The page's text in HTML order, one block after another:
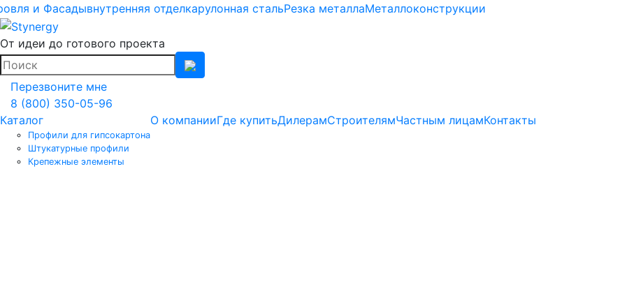
и Фасадывнутренняя отделкарулонная стальРезка металлаМеталлоконструкции
От идеи до готового проекта
Перезвоните мне
8 (800) 350-05-96
Каталог
Профили для гипсокартона
Штукатурные профили
Крепежные элементы
О компанииГде купитьДилерамСтроителямЧастным лицамКонтакты